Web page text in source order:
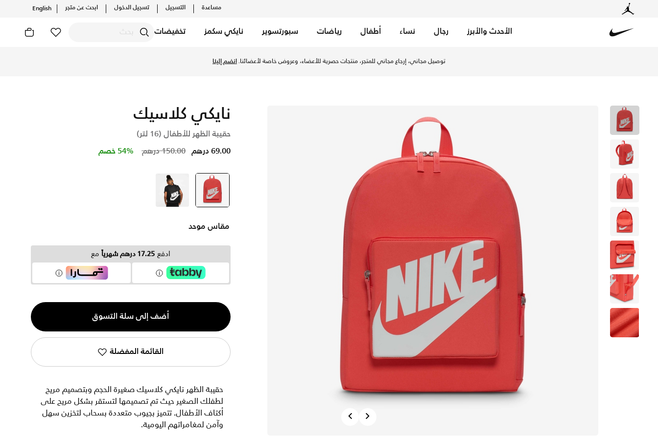
مساعدة التسجيل تسجيل الدخول ابحث عن متجر English
الأحدث والأبرز رجال نساء أطفال رياضات سبورتسوير نايكي سكمز تخفيضات
توصيل مجاني، إرجاع مجاني للمتجر، منتجات حصرية للأعضاء، وعروض خاصة لأعضائنا.انضم إلينا
Next
نايكي كلاسيك
حقيبة الظهر للأطفال (16 لتر)
Price reduced from
150.00 درهم to 69.00 درهم 54% خصم
selected
برتقالي أسود
مقاس موحد
ادفع 17.25 درهم شهرياً مع
الكمية
1
أضف إلى سلة التسوق
القائمة المفضلة
حقيبة الظهر نايكي كلاسيك صغيرة الحجم وبتصميم مريح
لطفلك الصغير حيث تم تصميمها لتستقر بشكل مريح على
أكتاف الأطفال. تتميز بجيوب متعددة بسحاب لتخزين سهل
وآمن لمغامراتهم اليومية.